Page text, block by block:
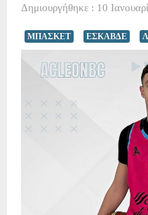
Δημιουργήθηκε : 10
ΜΠΑΣΚΕΤ ΕΣΚΑΒΔΕ